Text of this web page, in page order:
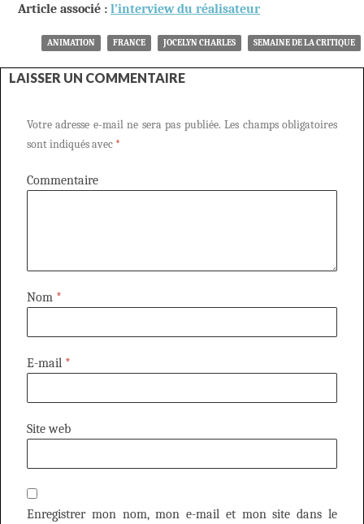
Article associé : l’interview du réalisateur
ANIMATION FRANCE JOCELYN CHARLES SEMAINE DE LA CRITIQUE
LAISSER UN COMMENTAIRE
Votre adresse e-mail ne sera pas publiée. Les champs obligatoires
sont indiqués avec *
Commentaire
Nom *
E-mail *
Site web
Enregistrer mon nom, mon e-mail et mon site dans le